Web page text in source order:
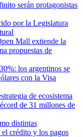
serán protagonistas
por la Legislatura
Mall extiende la
propuestas de
los argentinos se
con la Visa
de ecosistema
de 31 millones de
distintas
el crédito y los pagos